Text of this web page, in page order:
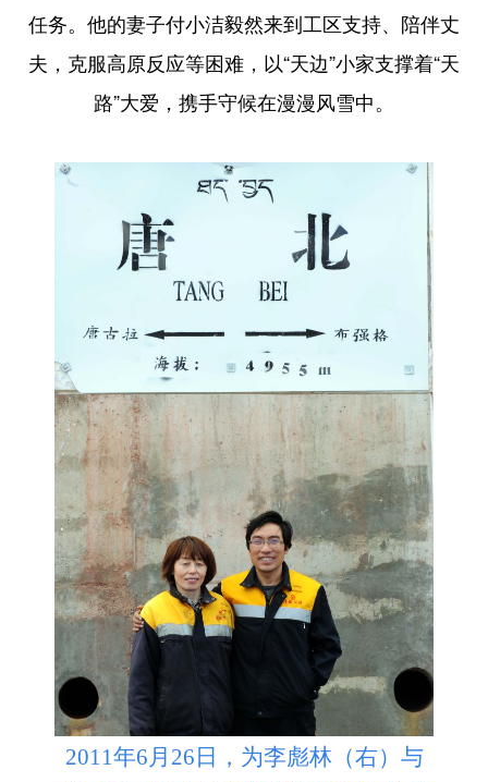
任务。他的妻子付小洁毅然来到工区支持、陪伴丈
夫，克服高原反应等困难，以“天边”小家支撑着“天
路”大爱，携手守候在漫漫风雪中。
2011年6月26日，为李彪林（右）与